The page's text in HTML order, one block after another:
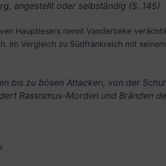
angestellt oder selbständig (S. 145)
Hauptlesers nennt Vanderbeke
Im Vergleich zu Südfrankreich mit
bis zu bösen Attacken, von der
Rassismus-Morden und Bränden
: